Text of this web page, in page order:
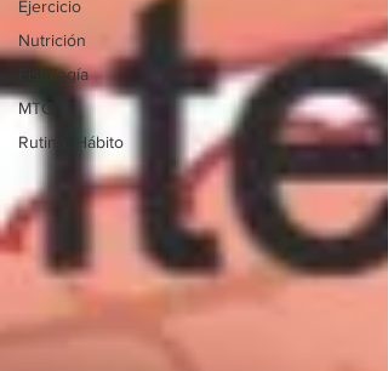
Ejercicio
Nutrición
Fisiología
MTC
Rutina_Hábito